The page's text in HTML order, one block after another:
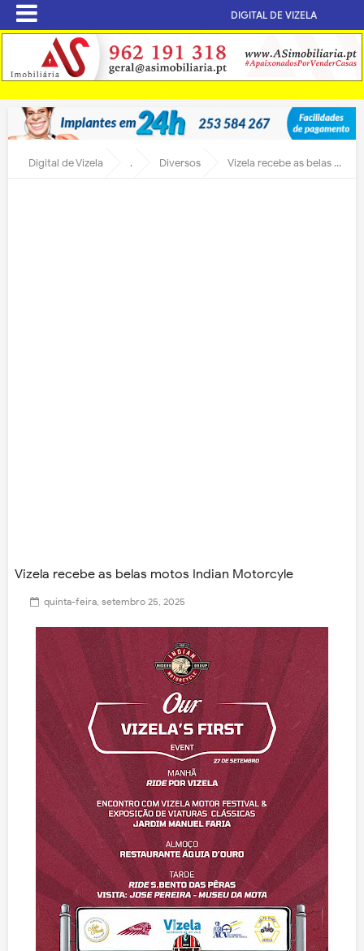
DIGITAL DE VIZELA
Digital de Vizela . Diversos Vizela recebe as belas motos Indian Motorcyle
Vizela recebe as belas motos Indian Motorcyle
quinta-feira, setembro 25, 2025